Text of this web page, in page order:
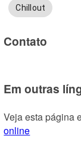
Chillout
Contato
Em outras
Veja esta página
online